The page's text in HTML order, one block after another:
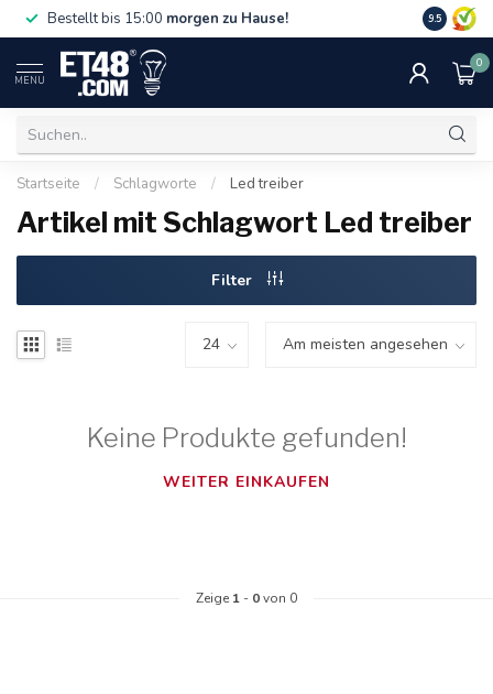
Bestellt bis 15:00 morgen zu Hause! 75 €. Nur
9.5
MENU
0
Startseite / Schlagworte / Led treiber
Artikel mit Schlagwort Led treiber
Filter
Keine Produkte gefunden!
WEITER EINKAUFEN
Zeige 1 - 0von 0